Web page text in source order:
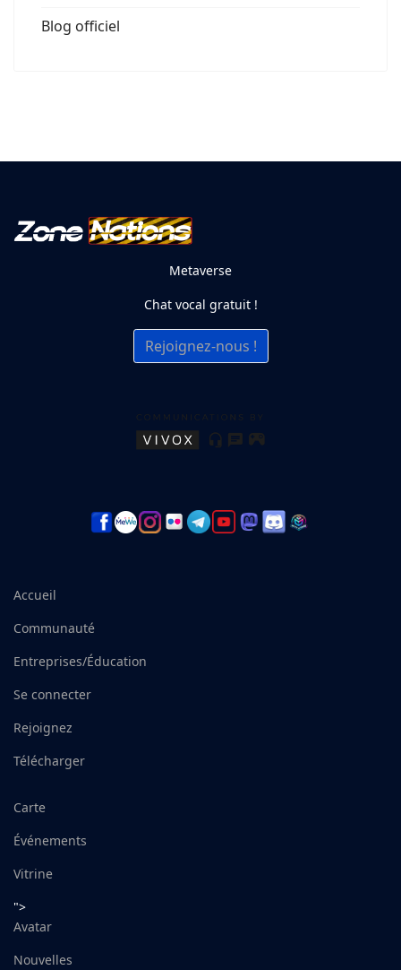
Blog officiel
Metaverse
Chat vocal gratuit !
Rejoignez-nous !
Accueil
Communauté
Entreprises/Éducation
Se connecter
Rejoignez
Télécharger
Carte
Événements
Vitrine
">
Avatar
Nouvelles